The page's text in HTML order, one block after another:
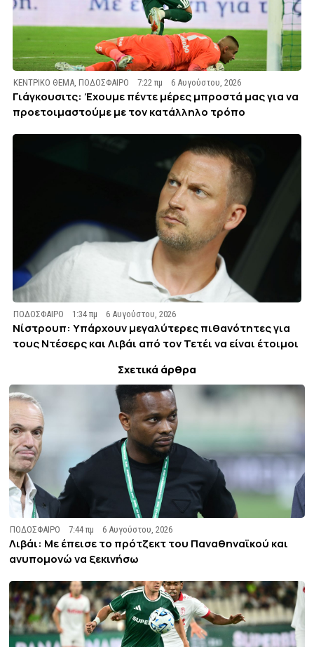
ΚΕΝΤΡΙΚΟ ΘΕΜΑ ,ΠΟΔΟΣΦΑΙΡΟ 7:22 πμ 6 Αυγούστου, 2026
Γιάγκουσιτς: Έχουμε πέντε μέρες μπροστά μας για να
προετοιμαστούμε με τον κατάλληλο τρόπο
ΠΟΔΟΣΦΑΙΡΟ 1:34 πμ 6 Αυγούστου, 2026
Νίστρουπ: Υπάρχουν μεγαλύτερες πιθανότητες για
τους Ντέσερς και Λιβάι από τον Τετέι να είναι έτοιμοι
Σχετικά άρθρα
ΠΟΔΟΣΦΑΙΡΟ 7:44 πμ 6 Αυγούστου, 2026
Λιβάι: Με έπεισε το πρότζεκτ του Παναθηναϊκού και
ανυπομονώ να ξεκινήσω